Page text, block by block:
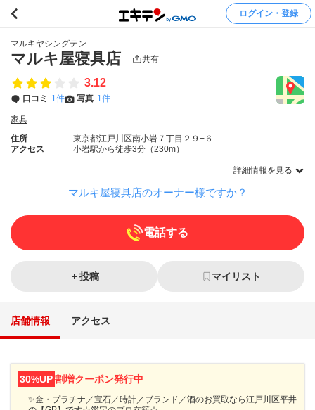
ログイン・登録
マルキヤシングテン
マルキ屋寝具店 共有
3.12
口コミ 1件 写真 1件
家具
住所
東京都江戸川区南小岩７丁目２９−６
アクセス
小岩駅から徒歩3分（230m）
詳細情報を見る
マルキ屋寝具店のオーナー様ですか？
電話する
投稿 マイリスト
店舗情報 アクセス
30%UP割増クーポン発行中
✨金・プラチナ／宝石／時計／ブランド／酒のお買取なら江戸川区平井